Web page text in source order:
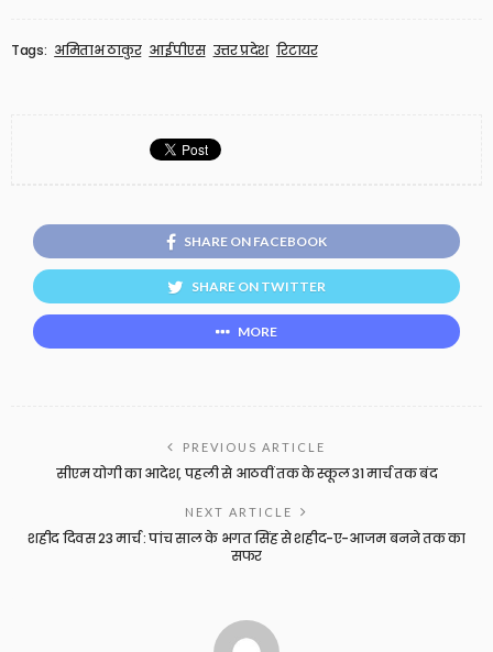
Tags: अमिताभ ठाकुर आईपीएस उत्तर प्रदेश रिटायर
SHARE ON FACEBOOK
SHARE ON TWITTER
MORE
PREVIOUS ARTICLE
सीएम योगी का आदेश, पहली से आठवीं तक के स्कूल 31 मार्च तक बंद
NEXT ARTICLE
शहीद दिवस 23 मार्च : पांच साल के भगत सिंह से शहीद-ए-आजम बनने तक का
सफर